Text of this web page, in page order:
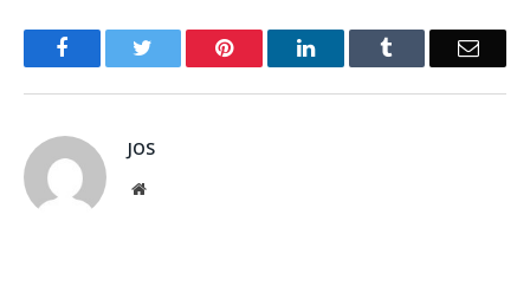
Facebook Pinterest LinkedIn Email
JOS
Website